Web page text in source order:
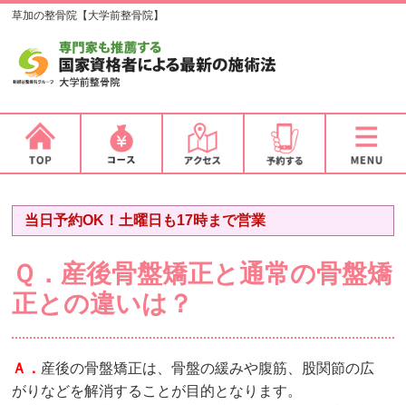
草加の整骨院【大学前整骨院】
当日予約OK！土曜日も17時まで営業
Ｑ．産後骨盤矯正と通常の骨盤矯
正との違いは？
Ａ． 産後の骨盤矯正は、骨盤の緩みや腹筋、股関節の広
がりなどを解消することが目的となります。